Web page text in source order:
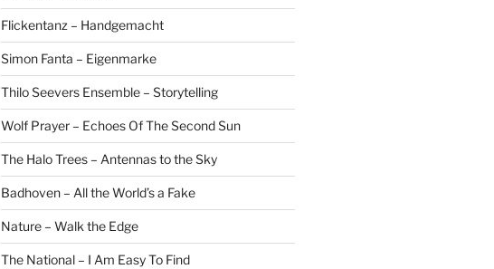
Flickentanz – Handgemacht
Simon Fanta – Eigenmarke
Thilo Seevers Ensemble – Storytelling
Wolf Prayer – Echoes Of The Second Sun
The Halo Trees – Antennas to the Sky
Badhoven – All the World’s a Fake
Nature – Walk the Edge
The National – I Am Easy To Find